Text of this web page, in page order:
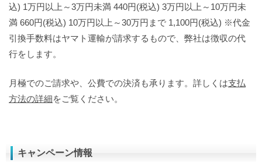
込) 1万円以上～3万円未満 440円(税込) 3万円以上～10万円未
満 660円(税込) 10万円以上～30万円まで 1,100円(税込) ※代金
引換手数料はヤマト運輸が請求するもので、弊社は徴収の代
行をします。
月極でのご請求や、公費での決済も承ります。詳しくは支払
方法の詳細をご覧ください。
キャンペーン情報